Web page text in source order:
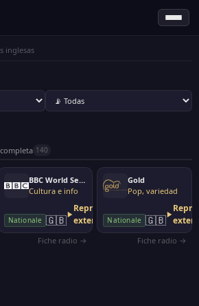
inglesas
140
BBC World Service
Cultura e info
Nationale 🇬🇧
Reproductor
externo
Fiche radio →
Gold
Pop, variedad
Nationale 🇬🇧
Fiche radio →